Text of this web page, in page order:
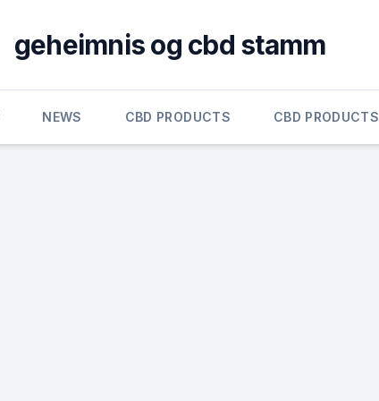
geheimnis og cbd stamm
NEWS CBD PRODUCTS CBD PRODUCTS